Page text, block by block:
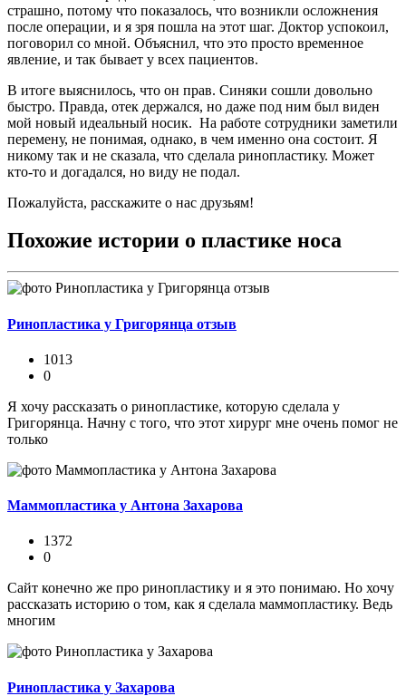
страшно, потому что показалось, что возникли осложнения
после операции, и я зря пошла на этот шаг. Доктор успокоил,
поговорил со мной. Объяснил, что это просто временное
явление, и так бывает у всех пациентов.
В итоге выяснилось, что он прав. Синяки сошли довольно
быстро. Правда, отек держался, но даже под ним был виден
мой новый идеальный носик. На работе сотрудники заметили
перемену, не понимая, однако, в чем именно она состоит. Я
никому так и не сказала, что сделала ринопластику. Может
кто-то и догадался, но виду не подал.
Пожалуйста, расскажите о нас друзьям!
Похожие истории о пластике носа
Ринопластика у Григорянца отзыв
1013
0
Я хочу рассказать о ринопластике, которую сделала у
Григорянца. Начну с того, что этот хирург мне очень помог не
только
Маммопластика у Антона Захарова
1372
0
Сайт конечно же про ринопластику и я это понимаю. Но хочу
рассказать историю о том, как я сделала маммопластику. Ведь
многим
Ринопластика у Захарова